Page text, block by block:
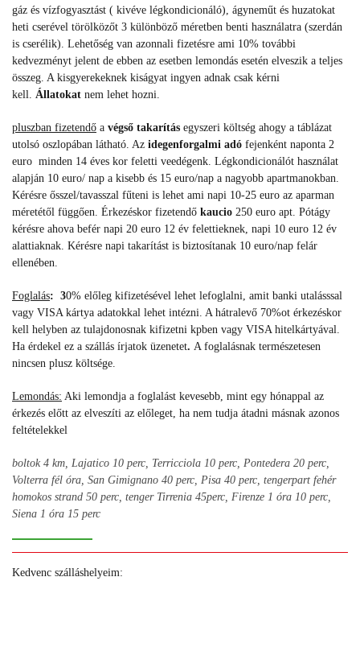
gáz és vízfogyasztást ( kivéve légkondicionáló), ágyneműt és huzatokat
heti cserével törölközőt 3 különböző méretben benti használatra (szerdán
is cserélik). Lehetőség van azonnali fizetésre ami 10% további
kedvezményt jelent de ebben az esetben lemondás esetén elveszik a teljes
összeg. A kisgyerekeknek kiságyat ingyen adnak csak kérni
kell. Állatokat nem lehet hozni.
pluszban fizetendő a végső takarítás egyszeri költség ahogy a táblázat
utolsó oszlopában látható. Az idegenforgalmi adó fejenként naponta 2
euro minden 14 éves kor feletti veedégenk. Légkondicionálót használat
alapján 10 euro/ nap a kisebb és 15 euro/nap a nagyobb apartmanokban.
Kérésre ősszel/tavasszal fűteni is lehet ami napi 10-25 euro az aparman
méretétől függően. Érkezéskor fizetendő kaucio 250 euro apt. Pótágy
kérésre ahova befér napi 20 euro 12 év felettieknek, napi 10 euro 12 év
alattiaknak. Kérésre napi takarítást is biztosítanak 10 euro/nap felár
ellenében.
Foglalás: 30% előleg kifizetésével lehet lefoglalni, amit banki utalásssal
vagy VISA kártya adatokkal lehet intézni. A hátralevő 70%ot érkezéskor
kell helyben az tulajdonosnak kifizetni kpben vagy VISA hitelkártyával.
Ha érdekel ez a szállás írjatok üzenetet. A foglalásnak természetesen
nincsen plusz költsége.
Lemondás: Aki lemondja a foglalást kevesebb, mint egy hónappal az
érkezés előtt az elveszíti az előleget, ha nem tudja átadni másnak azonos
feltételekkel
boltok 4 km, Lajatico 10 perc, Terricciola 10 perc, Pontedera 20 perc,
Volterra fél óra, San Gimignano 40 perc, Pisa 40 perc, tengerpart fehér
homokos strand 50 perc, tenger Tirrenia 45perc, Firenze 1 óra 10 perc,
Siena 1 óra 15 perc
Kedvenc szálláshelyeim: